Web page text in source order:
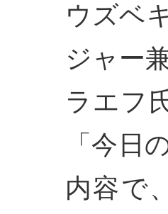
ウズベ
ジャー
ラエフ
「今日
内容で